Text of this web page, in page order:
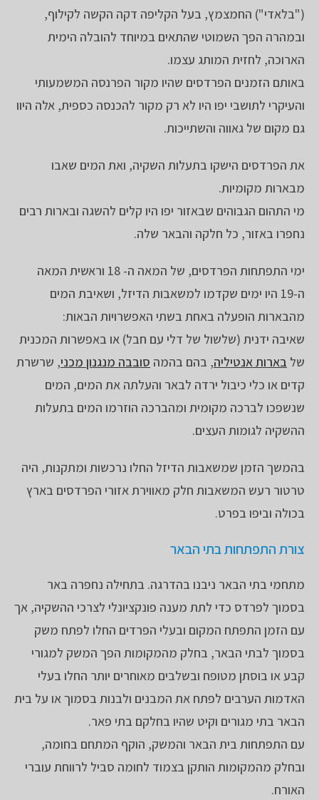
("בלאדי") החמצמץ, בעל הקליפה דקה הקשה לקילוף,
ובמהרה הפך השמוטי שהתאים במיוחד להובלה הימית
הארוכה, לחזית המותג עצמו.
באותם הזמנים הפרדסים שהיו מקור הפרנסה המשמעותי
והעיקרי לתושבי יפו היו לא רק מקור להכנסה כספית, אלה היוו
גם מקום של גאווה והשתייכות.
את הפרדסים הישקו בתעלות השקיה, ואת המים שאבו
מבארות מקומיות.
מי התהום הגבוהים שבאזור יפו היו קלים להשגה ובארות רבים
נחפרו באזור, כל חלקה והבאר שלה.
ימי התפתחות הפרדסים, של המאה ה- 18 וראשית המאה
ה-19 היו ימים שקדמו למשאבות הדיזל, ושאיבת המים
מהבארות הופעלה באחת בשתי האפשרויות הבאות:
שאיבה ידנית (שלשול של דלי עם חבל) או באפשרות המכנית
של בארות אנטיליה, בהם בהמה סובבה מנגנון מכני, שרשרת
קדים או כלי כיבול ירדה לבאר והעלתה את המים, המים
שנשפכו לברכה מקומית ומהברכה הוזרמו המים בתעלות
ההשקיה לגומות העצים.
בהמשך הזמן שמשאבות הדיזל החלו נרכשות ומתקנות, היה
טרטור רעש המשאבות חלק מאווירת אזורי הפרדסים בארץ
בכולה וביפו בפרט.
צורתהתפתחות בתי הבאר
מתחמי בתי הבאר ניבנו בהדרגה. בתחילה נחפרה באר
בסמוך לפרדס כדי לתת מענה פונקציונלי לצרכי ההשקיה, אך
עם הזמן התפתח המקום ובעלי הפרדים החלו לפתח משק
בסמוך לבתי הבאר, בחלק מהמקומות הפך המשק למגורי
קבע או בוסתן מטופח ובשלבים מאוחרים יותר החלו בעלי
האדמות הערבים לפתח את המבנים ולבנות בסמוך או על בית
הבאר בתי מגורים וקיט שהיו בחלקם בתי פאר.
עם התפתחות בית הבאר והמשק, הוקף המתחם בחומה,
ובחלק מהמקומות הותקן בצמוד לחומה סביל לרווחת עוברי
האורח.